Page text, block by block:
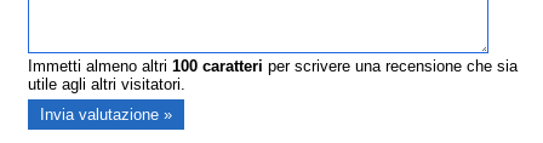
Immetti almeno altri100 caratteri per scrivere una recensione che sia
utile agli altri visitatori.